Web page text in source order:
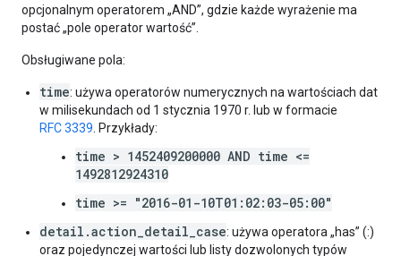
opcjonalnym operatorem „AND”, gdzie każde wyrażenie ma
postać „pole operator wartość”.
Obsługiwane pola:
time: używa operatorów numerycznych na wartościach dat
w milisekundach od 1 stycznia 1970 r. lub w formacie
RFC 3339 . Przykłady:
time > 1452409200000 AND time <=
1492812924310
time >= "2016-01-10T01:02:03-05:00"
detail.action_detail_case: używa operatora „has” (:)
oraz pojedynczej wartości lub listy dozwolonych typów